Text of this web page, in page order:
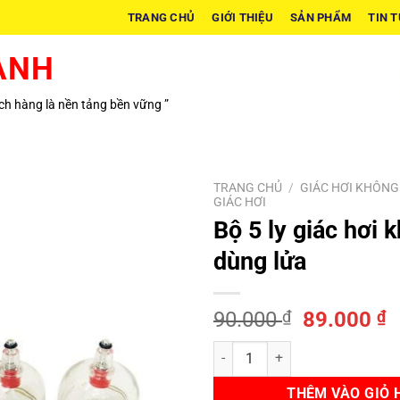
TRANG CHỦ GIỚI THIỆU SẢN PHẨM TIN
hàng là nền tảng bền vững ”
TRANG CHỦ / GIÁC HƠI
GIÁC HƠI
Bộ 5 ly giác hơi
dùng lửa
90.000₫
Giá
90.000 ₫.
89.000₫
Bộ 5 ly giác hơi không dùng lửa
THÊM VÀO GIỎ